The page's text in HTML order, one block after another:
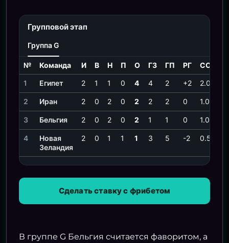
Групповой этап
Группа G
№ Команда И В Н П О ГЗ ГП РГ СОИ
1 Египет 2 1 1 0 4 4 2 +2 2.00
2 Иран 2 0 2 0 2 2 2 0 1.00
3 Бельгия 2 0 2 0 2 1 1 0 1.00
4
Новая
Зеландия
2 0 1 1 1 3 5 -2 0.50
Сделать ставку с фрибетом
В группе G Бельгия считается фаворитом, а